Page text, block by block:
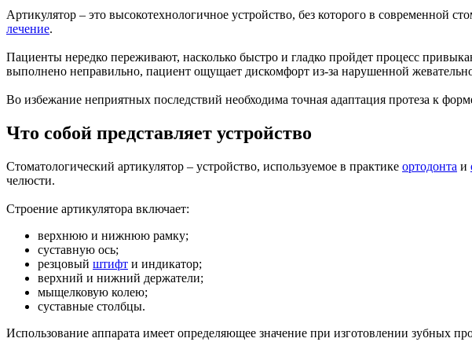
Артикулятор – это высокотехнологичное устройство, без которого в современной
лечение.
Пациенты нередко переживают, насколько быстро и гладко пройдет процесс
выполнено неправильно, пациент ощущает дискомфорт из-за нарушенной
Во избежание неприятных последствий необходима точная адаптация протеза к
Что собой представляет устройство
Стоматологический артикулятор – устройство, используемое в практике ортодонта и
челюсти.
Строение артикулятора включает:
верхнюю и нижнюю рамку;
суставную ось;
резцовый штифт и индикатор;
верхний и нижний держатели;
мыщелковую колею;
суставные столбцы.
Использование аппарата имеет определяющее значение при изготовлении зубных